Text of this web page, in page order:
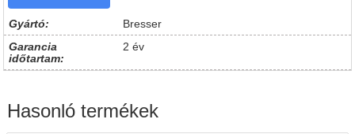
Gyártó:
Bresser
Garancia
időtartam:
2 év
Hasonló termékek